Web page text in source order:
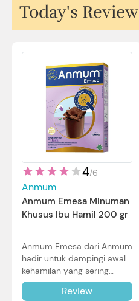
Today's Review
4/6
Anmum
Anmum Emesa Minuman
Khusus Ibu Hamil 200 gr
Anmum Emesa dari Anmum
hadir untuk dampingi awal
kehamilan yang sering
diiringi dengan mual dan
muntah. Simak reviewnya di
Review